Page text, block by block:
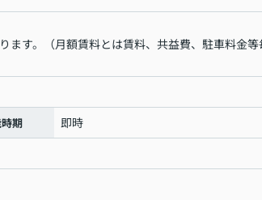
ます。（月額賃料とは賃料、共益費、駐車料金等
期 即時